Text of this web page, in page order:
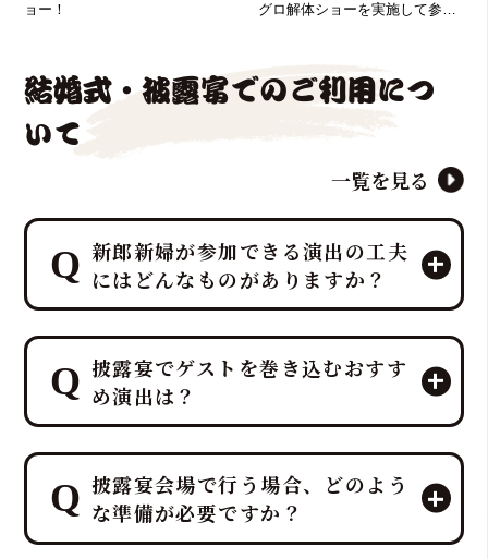
ョー！
グロ解体ショーを実施して参り
結婚式・披露宴でのご利用につ
いて
一覧を見る
新郎新婦が参加できる演出の工夫
にはどんなものがありますか？
マグロ解体ショーのパイオニア「鮪達
人」は、「幸せを呼ぶ魚」マグロを最
大限に活かし、マグロ入刀式や「愛の
マグロバイト」などの特別なゲスト参
加型演出を、ホテルレベルのプロの演
出力とノウハウで司会者・プランナー
と連携し、お二人の門出を完璧にサポ
ートします。
披露宴でゲストを巻き込むおすす
め演出は？
鮪達人では、40kg以上の生マグロの入
刀や記念撮影タイムなど、ゲスト参加
型の贅沢でエンターテイメント性の高
いサプライズ演出を、ホテルレベルの
披露宴会場で行う場合、どのよう
な準備が必要ですか？